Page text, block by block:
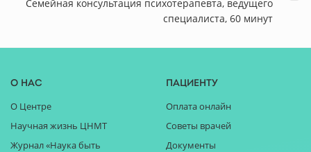
Семейная консультация психотерапевта, ведущего
специалиста, 60 минут
О нас
О Центре
Научная жизнь ЦНМТ
Журнал «Наука быть
Пациенту
Оплата онлайн
Советы врачей
Документы